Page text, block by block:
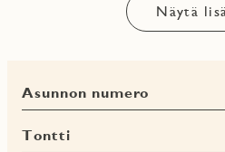
Laadukkaat pintamateriaalit sekä
osaaminen luovat täydelliset
Pintamateriaalivalinnoilla
hyppysellinen pehmeyttä.
Näytä
Asunnon numero
Tontti